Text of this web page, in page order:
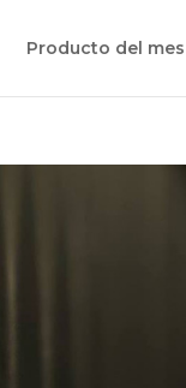
Producto del mes